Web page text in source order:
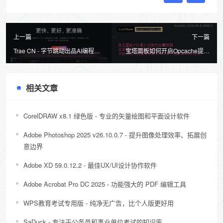
上一篇
Trae CN - 字节跳动出品AI编程工
具，零基础也能上手AI编程
下一篇
宝塔面板如何开启Opcache提高
WordPress网站访问速度？？？
相关文章
CorelDRAW x8.1 绿色版 - 专业的矢量绘图和平面设计软件
Adobe Photoshop 2025 v26.10.0.7 - 提升图像处理效率、拓展创
意边界
Adobe XD 59.0.12.2 - 最佳UX/UI设计协作软件
Adobe Acrobat Pro DC 2025 - 功能强大的 PDF 编辑工具
WPS教育考试专用版 - 纯净无广告，比个人版更好用